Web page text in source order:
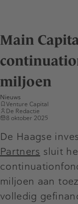
Main
miljoen
Nieuws
Venture Capital
De Redactie
8 oktober 2025
De Haagse
Partners sluit
miljoen aan
volledig